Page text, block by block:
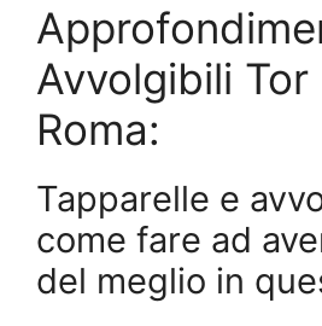
Avvolgibili Tor
Roma:
Tapparelle e
come fare ad
del meglio in